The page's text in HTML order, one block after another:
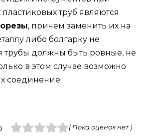
труб являются
, причем заменить их на
либо болгарку не
трубы должны быть ровные, не
в этом случае возможно
соединение.
( Пока оценок нет )